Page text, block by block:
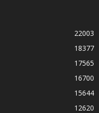
22003
18377
17565
16700
15644
12620